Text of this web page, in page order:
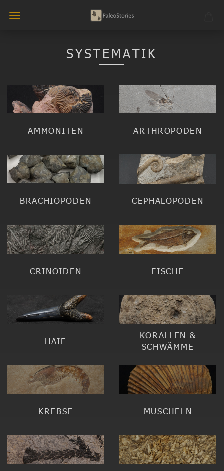
SYSTEMATIK
AMMONITEN ARTHROPODEN
BRACHIOPODEN CEPHALOPODEN
CRINOIDEN FISCHE
HAIE
KORALLEN &
SCHWÄMME
KREBSE MUSCHELN